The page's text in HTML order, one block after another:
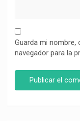
Guarda mi
navegador para la